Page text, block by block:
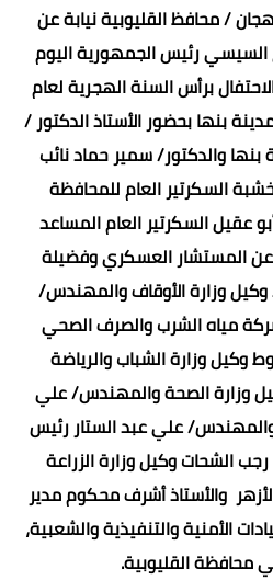
/ محافظ القليوبية نيابة عن
السيسي رئيس الجمهورية اليوم
برأس السنة الهجرية لعام
بنها بحضور الأستاذ الدكتور /
والدكتور/ سمير حماد نائب
السكرتير العام للمحافظة
السكرتير العام المساعد
عن المستشار العسكري وفضيلة
وزارة الأوقاف والمهندس/
مياه الشرب والصرف الصحي
وكيل وزارة الشباب والرياضة
وزارة الصحة والمهندس/ علي
علي عبد الستار رئيس
الشحات وكيل وزارة الزراعة
والأستاذ أشرف محكوم مدير
الأمنية والتنفيذية والشعبية،
محافظة القليوبية.